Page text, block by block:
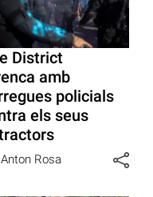
District
amb
policials
els seus
Anton Rosa